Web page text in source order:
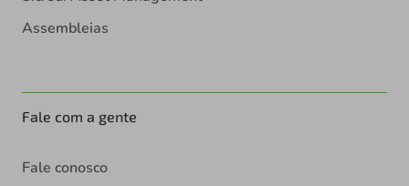
Assembleias
Fale com a gente
Fale conosco